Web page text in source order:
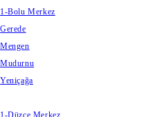
1-Bolu Merkez
Gerede
Mengen
Mudurnu
Yeniçağa
1-Düzce Merkez